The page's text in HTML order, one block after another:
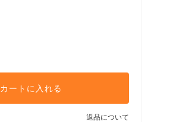
カートに入れる
返品について